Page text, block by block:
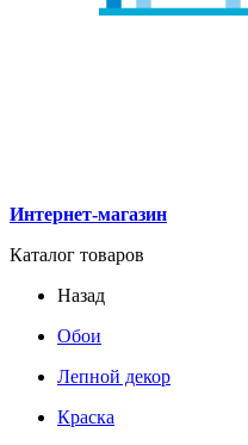
Интернет-магазин
Каталог товаров
Назад
Обои
Лепной декор
Краска